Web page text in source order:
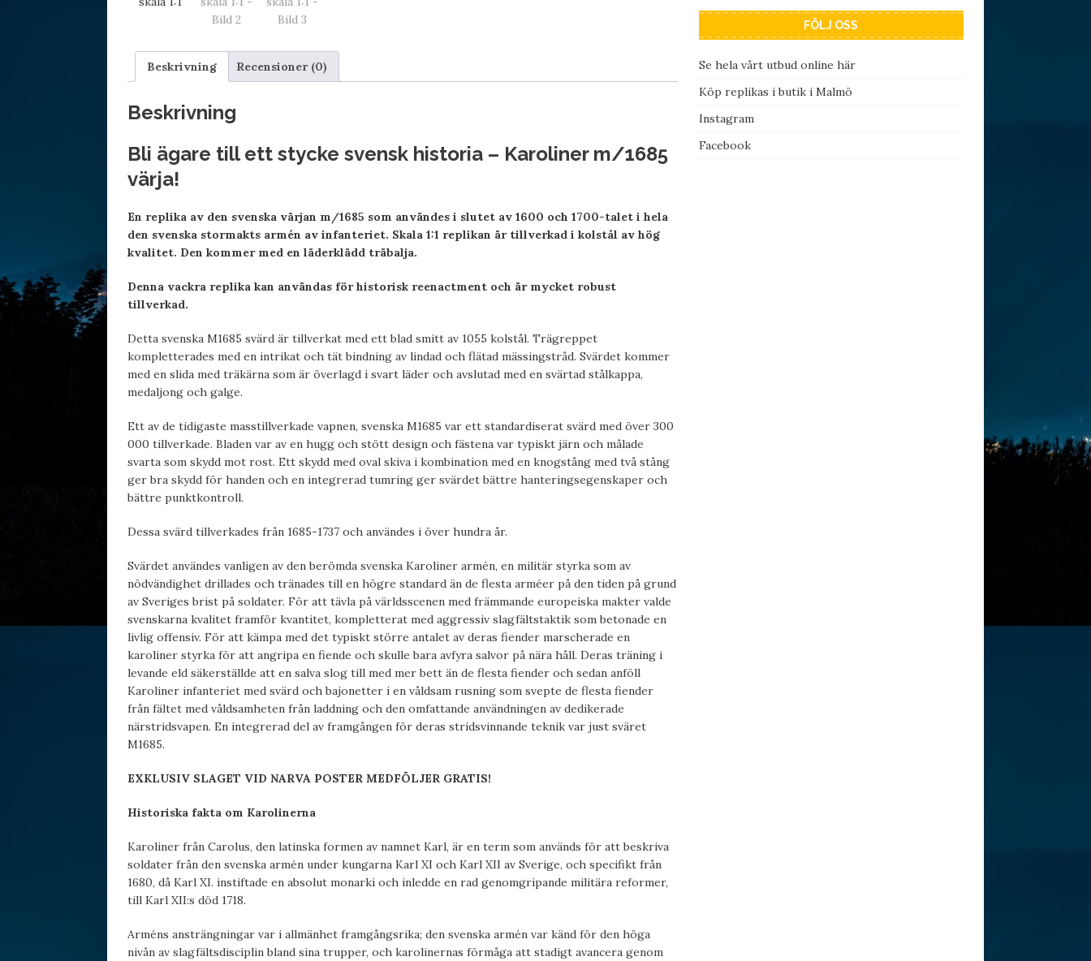
Beskrivning Recensioner (0)
Beskrivning
Bli ägare till ett stycke svensk historia – Karoliner m/1685
värja!
En replika av den svenska värjan m/1685 som användes i slutet av 1600 och 1700-talet i hela
den svenska stormakts armén av infanteriet. Skala 1:1 replikan är tillverkad i kolstål av hög
kvalitet. Den kommer med en läderklädd träbalja.
Denna vackra replika kan användas för historisk reenactment och är mycket robust
tillverkad.
Detta svenska M1685 svärd är tillverkat med ett blad smitt av 1055 kolstål. Trägreppet
kompletterades med en intrikat och tät bindning av lindad och flätad mässingstråd. Svärdet kommer
med en slida med träkärna som är överlagd i svart läder och avslutad med en svärtad stålkappa,
medaljong och galge.
Ett av de tidigaste masstillverkade vapnen, svenska M1685 var ett standardiserat svärd med över 300
000 tillverkade. Bladen var av en hugg och stött design och fästena var typiskt järn och målade
svarta som skydd mot rost. Ett skydd med oval skiva i kombination med en knogstång med två stång
ger bra skydd för handen och en integrerad tumring ger svärdet bättre hanteringsegenskaper och
bättre punktkontroll.
Dessa svärd tillverkades från 1685-1737 och användes i över hundra år.
Svärdet användes vanligen av den berömda svenska Karoliner armén, en militär styrka som av
nödvändighet drillades och tränades till en högre standard än de flesta arméer på den tiden på grund
av Sveriges brist på soldater. För att tävla på världsscenen med främmande europeiska makter valde
svenskarna kvalitet framför kvantitet, kompletterat med aggressiv slagfältstaktik som betonade en
livlig offensiv. För att kämpa med det typiskt större antalet av deras fiender marscherade en
karoliner styrka för att angripa en fiende och skulle bara avfyra salvor på nära håll. Deras träning i
levande eld säkerställde att en salva slog till med mer bett än de flesta fiender och sedan anföll
Karoliner infanteriet med svärd och bajonetter i en våldsam rusning som svepte de flesta fiender
från fältet med våldsamheten från laddning och den omfattande användningen av dedikerade
närstridsvapen. En integrerad del av framgången för deras stridsvinnande teknik var just sväret
M1685.
EXKLUSIV SLAGET VID NARVA POSTER MEDFÖLJER GRATIS!
Historiska fakta om Karolinerna
Karoliner från Carolus, den latinska formen av namnet Karl, är en term som används för att beskriva
soldater från den svenska armén under kungarna Karl XI och Karl XII av Sverige, och specifikt från
1680, då Karl XI. instiftade en absolut monarki och inledde en rad genomgripande militära reformer,
till Karl XII:s död 1718.
Arméns ansträngningar var i allmänhet framgångsrika; den svenska armén var känd för den höga
nivån av slagfältsdisciplin bland sina trupper, och karolinernas förmåga att stadigt avancera genom
FÖLJ OSS
Se hela vårt utbud online här
Köp replikas i butik i Malmö
Instagram
Facebook